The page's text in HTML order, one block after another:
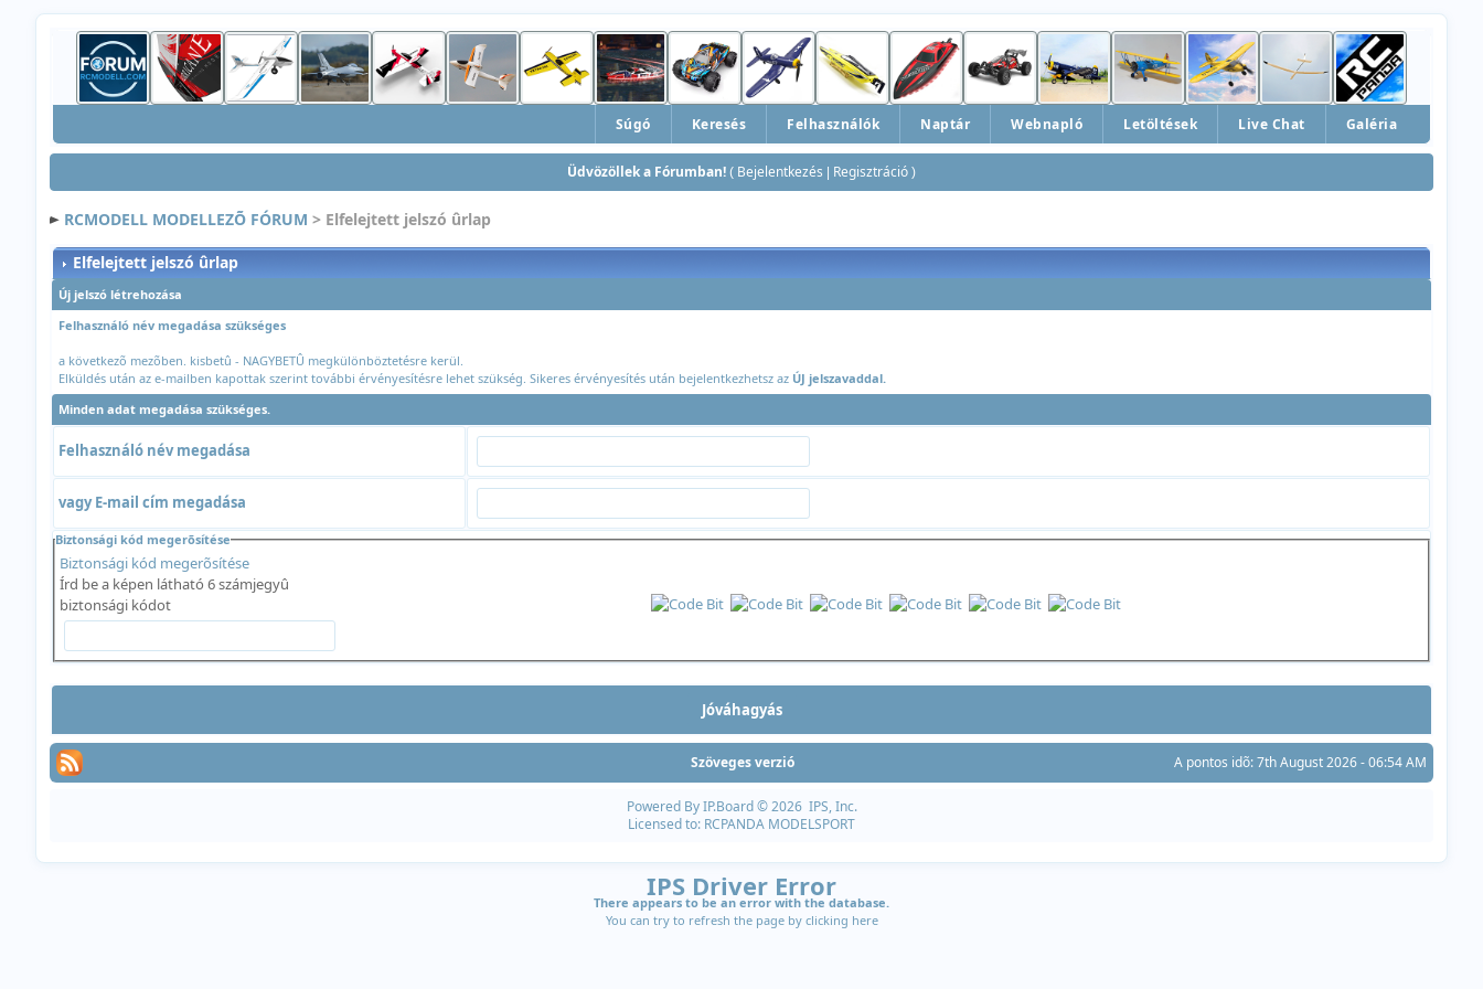
Súgó Keresés Felhasználók Naptár Webnapló Letöltések Live Chat Galéria
Üdvözöllek a Fórumban! ( Bejelentkezés Regisztráció )
RCMODELL MODELLEZÕ FÓRUM > Elfelejtett jelszó ûrlap
Elfelejtett jelszó ûrlap
Új jelszó létrehozása
Felhasználó név megadása szükséges
a következõ mezõben. kisbetû - NAGYBETÛ megkülönböztetésre kerül.
Elküldés után az e-mailben kapottak szerint további érvényesítésre lehet szükség. Sikeres érvényesítés után bejelentkezhetsz az ÚJ jelszavaddal.
Minden adat megadása szükséges.
Felhasználó név megadása
vagy E-mail cím megadása
Biztonsági kód megerõsítése
Biztonsági kód megerõsítése
Írd be a képen látható 6 számjegyû
biztonsági kódot
Szöveges verzió A pontos idõ: 7th August 2026 - 06:54 AM
Powered ByIP.Board© 2026 IPS, Inc.
Licensed to: RCPANDA MODELSPORT
IPS Driver Error
There appears to be an error with the database.
You can try to refresh the page by clicking here